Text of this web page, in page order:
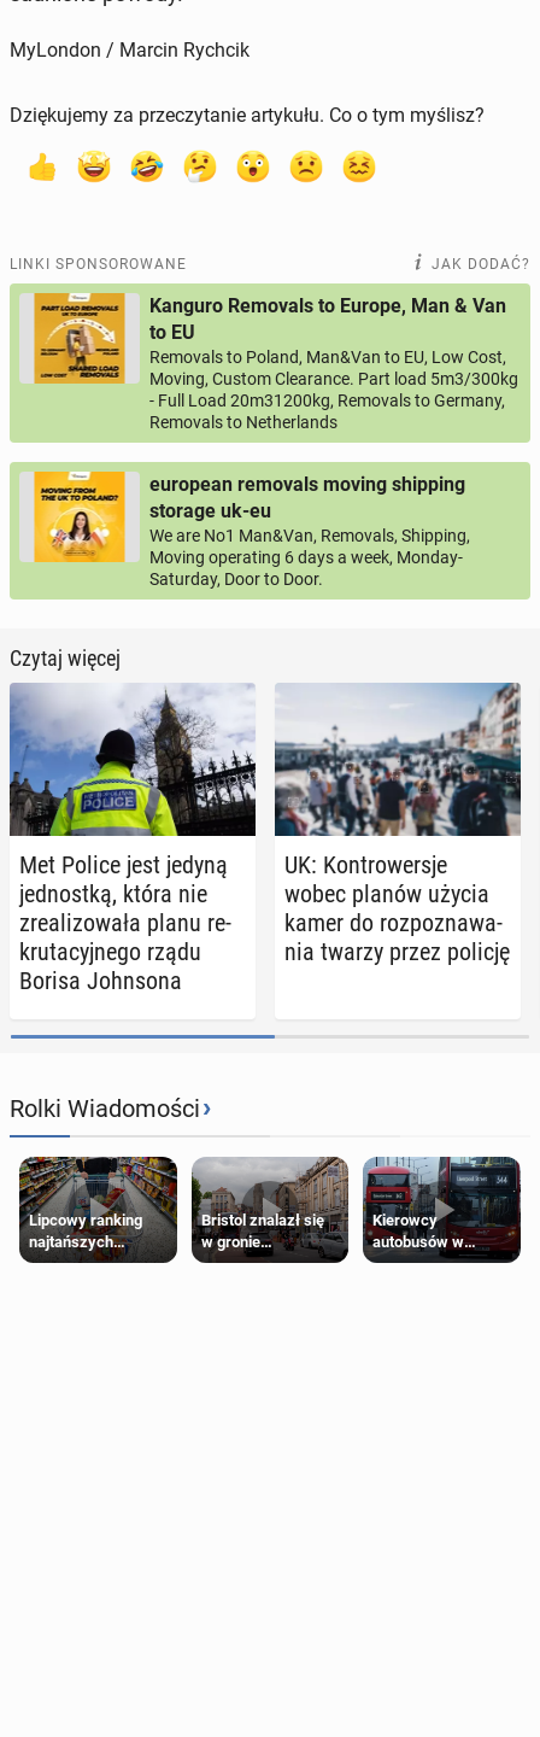
MyLondon / Marcin Rychcik
Dziękujemy za przeczytanie artykułu. Co o tym myślisz?
LINKI SPONSOROWANE JAK DODAĆ?
Kanguro Removals to Europe, Man & Van
to EU
Removals to Poland, Man&Van to EU, Low Cost,
Moving, Custom Clearance. Part load 5m3/300kg
- Full Load 20m31200kg, Removals to Germany,
Removals to Netherlands
european removals moving shipping
storage uk-eu
We are No1 Man&Van, Removals, Shipping,
Moving operating 6 days a week, Monday-
Saturday, Door to Door.
Czytaj więcej
Met Police jest jedyną
jed­nost­ką, która nie
zre­ali­zo­wa­ła planu re­
kru­ta­cyj­ne­go rządu
Borisa John­so­na
UK: Kon­tro­wer­sje
wobec planów użycia
kamer do roz­po­zna­wa­
nia twarzy przez policję
Rolki Wiadomości›
Lipcowy ranking
najtańszych
supermarketów
Bristol znalazł się
w gronie
najlepszych
Kierowcy
autobusów w
Londynie